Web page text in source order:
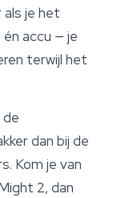
je het
accu — je
terwijl het
de
dan bij de
Kom je van
2, dan